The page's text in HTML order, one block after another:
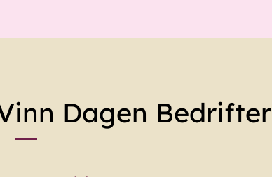
Dagen Bedrifter